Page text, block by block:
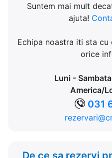
Suntem mai mult
ajuta!
Echipa noastra iti sta
orice
Luni -
America/
031
De ce sa rezervi